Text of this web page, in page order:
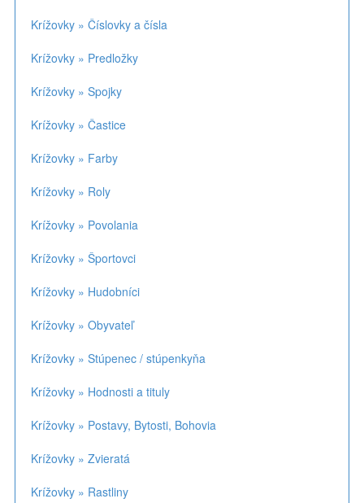
Krížovky » Číslovky a čísla
Krížovky » Predložky
Krížovky » Spojky
Krížovky » Častice
Krížovky » Farby
Krížovky » Roly
Krížovky » Povolania
Krížovky » Športovci
Krížovky » Hudobníci
Krížovky » Obyvateľ
Krížovky » Stúpenec / stúpenkyňa
Krížovky » Hodnosti a tituly
Krížovky » Postavy, Bytosti, Bohovia
Krížovky » Zvieratá
Krížovky » Rastliny